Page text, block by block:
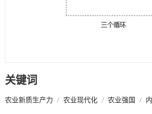
关键词
农业新质生产力 / 农业现代化 / 农业强国 /